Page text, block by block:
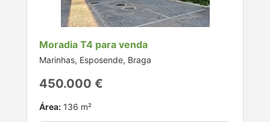
Moradia T4 para venda
Marinhas, Esposende, Braga
450.000 €
Área: 136 m²